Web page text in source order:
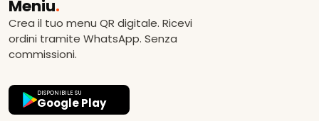
Meniu.
Crea il tuo menu QR digitale. Ricevi
ordini tramite WhatsApp. Senza
commissioni.
DISPONIBILE SU
Google Play